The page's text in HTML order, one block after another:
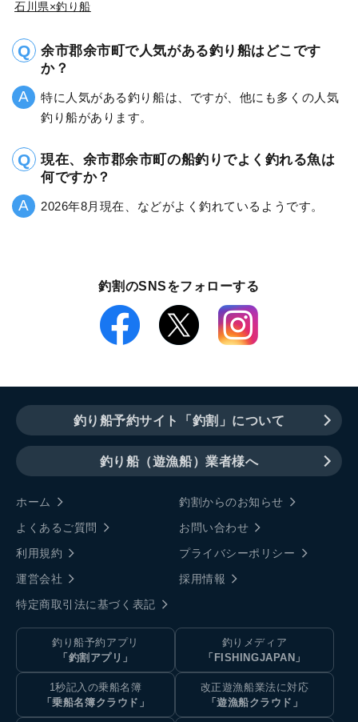
石川県×釣り船
余市郡余市町で人気がある釣り船はどこです
か？
特に人気がある釣り船は、ですが、他にも多くの人気
釣り船があります。
現在、余市郡余市町の船釣りでよく釣れる魚は
何ですか？
2026年8月現在、などがよく釣れているようです。
釣割のSNSをフォローする
釣り船予約サイト「釣割」について
釣り船（遊漁船）業者様へ
ホーム
釣割からのお知らせ
よくあるご質問
お問い合わせ
利用規約
プライバシーポリシー
運営会社
採用情報
特定商取引法に基づく表記
釣り船予約アプリ
「釣割アプリ」
釣りメディア
「FISHINGJAPAN」
1秒記入の乗船名簿
「乗船名簿クラウド」
改正遊漁船業法に対応
「遊漁船クラウド」